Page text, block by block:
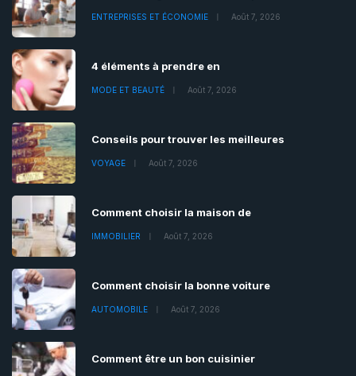
ENTREPRISES ET ÉCONOMIE Août 7, 2026
4 éléments à prendre en
MODE ET BEAUTÉ Août 7, 2026
Conseils pour trouver les meilleures
VOYAGE Août 7, 2026
Comment choisir la maison de
IMMOBILIER Août 7, 2026
Comment choisir la bonne voiture
AUTOMOBILE Août 7, 2026
Comment être un bon cuisinier